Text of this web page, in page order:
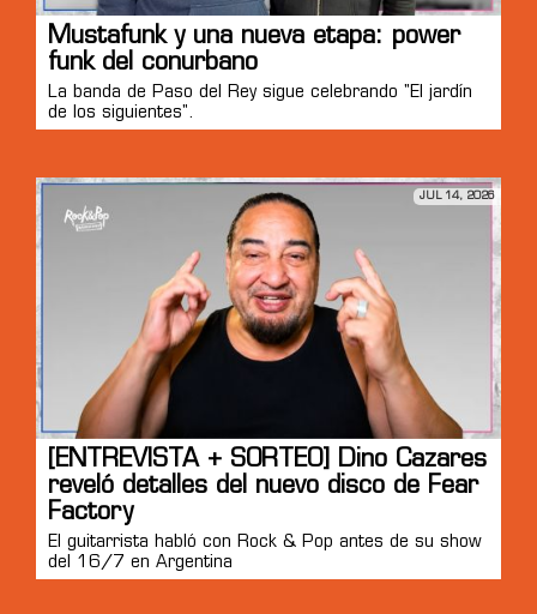
Mustafunk y una nueva etapa: power
funk del conurbano
La banda de Paso del Rey sigue celebrando "El jardín
de los siguientes".
JUL 14, 2026
[ENTREVISTA + SORTEO] Dino Cazares
reveló detalles del nuevo disco de Fear
Factory
El guitarrista habló con Rock & Pop antes de su show
del 16/7 en Argentina